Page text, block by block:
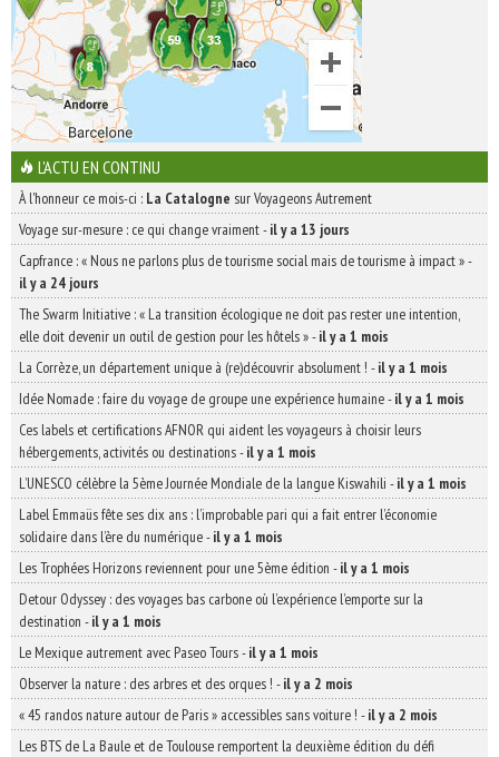
L'ACTU EN CONTINU
À l'honneur ce mois-ci : La Catalogne sur Voyageons Autrement
Voyage sur-mesure : ce qui change vraiment-il y a 13 jours
Capfrance : « Nous ne parlons plus de tourisme social mais de tourisme à impact »-
il y a 24 jours
The Swarm Initiative : « La transition écologique ne doit pas rester une intention,
elle doit devenir un outil de gestion pour les hôtels »-il y a 1 mois
La Corrèze, un département unique à (re)découvrir absolument ! -il y a 1 mois
Idée Nomade : faire du voyage de groupe une expérience humaine-il y a 1 mois
Ces labels et certifications AFNOR qui aident les voyageurs à choisir leurs
hébergements, activités ou destinations-il y a 1 mois
L’UNESCO célèbre la 5ème Journée Mondiale de la langue Kiswahili -il y a 1 mois
Label Emmaüs fête ses dix ans : l’improbable pari qui a fait entrer l’économie
solidaire dans l’ère du numérique-il y a 1 mois
Les Trophées Horizons reviennent pour une 5ème édition -il y a 1 mois
Detour Odyssey : des voyages bas carbone où l’expérience l’emporte sur la
destination -il y a 1 mois
Le Mexique autrement avec Paseo Tours-il y a 1 mois
Observer la nature : des arbres et des orques ! -il y a 2 mois
« 45 randos nature autour de Paris » accessibles sans voiture ! -il y a 2 mois
Les BTS de La Baule et de Toulouse remportent la deuxième édition du défi